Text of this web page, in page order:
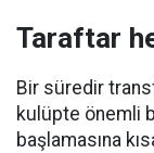
Taraftar
Bir süredir
kulüpte önemli
başlamasına